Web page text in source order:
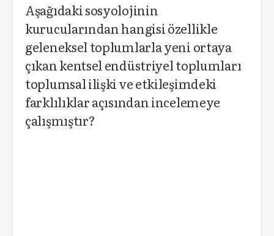
Aşağıdaki sosyolojinin
kurucularından hangisi özellikle
geleneksel toplumlarla yeni ortaya
çıkan kentsel endüstriyel toplumları
toplumsal ilişki ve etkileşimdeki
farklılıklar açısından incelemeye
çalışmıştır?